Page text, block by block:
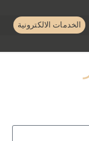
الخدمات الالكترونية